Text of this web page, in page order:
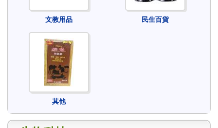
文教用品 民生百貨
其他